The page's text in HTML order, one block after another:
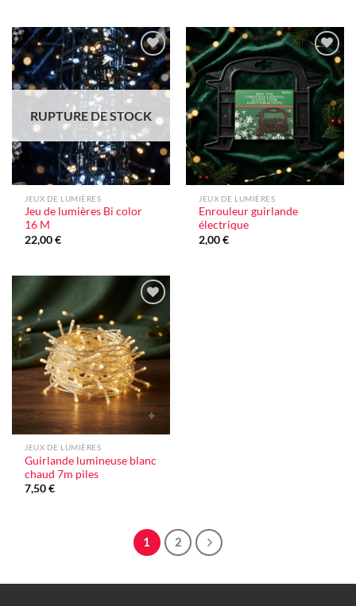
Ajouter
à la liste
d'envie
RUPTURE DE STOCK
JEUX DE LUMIÈRES
Jeu de lumières Bi color
16 M
22,00€
Ajouter
à la liste
d'envie
JEUX DE LUMIÈRES
Enrouleur guirlande
électrique
2,00€
Ajouter
à la liste
d'envie
JEUX DE LUMIÈRES
Guirlande lumineuse blanc
chaud 7m piles
7,50€
1 2